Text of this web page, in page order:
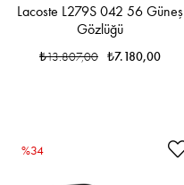
Lacoste L279S 042 56 Güneş
Gözlüğü
₺7.180,00
₺13.807,00
%34